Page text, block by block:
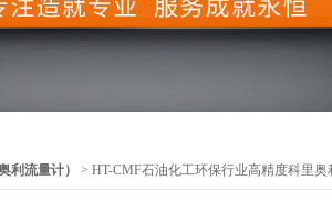
利流量计） > HT-CMF石油化工环保行业高精度科里奥